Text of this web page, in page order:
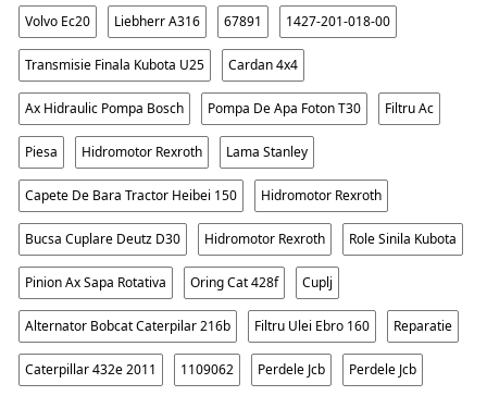
Volvo Ec20 Liebherr A316 67891 1427-201-018-00
Transmisie Finala Kubota U25 Cardan 4x4
Ax Hidraulic Pompa Bosch Pompa De Apa Foton T30 Filtru Ac
Piesa Hidromotor Rexroth Lama Stanley
Capete De Bara Tractor Heibei 150 Hidromotor Rexroth
Bucsa Cuplare Deutz D30 Hidromotor Rexroth Role Sinila Kubota
Pinion Ax Sapa Rotativa Oring Cat 428f Cuplj
Alternator Bobcat Caterpilar 216b Filtru Ulei Ebro 160 Reparatie
Caterpillar 432e 2011 1109062 Perdele Jcb Perdele Jcb